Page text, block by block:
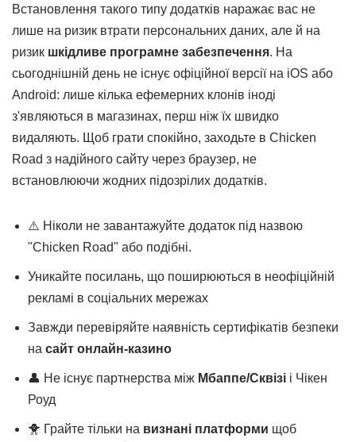
Встановлення такого типу додатків наражає вас не
лише на ризик втрати персональних даних, але й на
ризик шкідливе програмне забезпечення. На
сьогоднішній день не існує офіційної версії на iOS або
Android: лише кілька ефемерних клонів іноді
з'являються в магазинах, перш ніж їх швидко
видаляють. Щоб грати спокійно, заходьте в Chicken
Road з надійного сайту через браузер, не
встановлюючи жодних підозрілих додатків.
⚠️ Ніколи не завантажуйте додаток під назвою
"Chicken Road" або подібні.
Уникайте посилань, що поширюються в неофіційній
рекламі в соціальних мережах
Завжди перевіряйте наявність сертифікатів безпеки
на сайт онлайн-казино
👤 Не існує партнерства між Мбаппе/Сквізі і Чікен
Роуд
🐥 Грайте тільки на визнані платформи щоб